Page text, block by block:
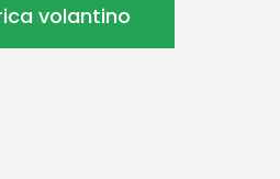
volantino